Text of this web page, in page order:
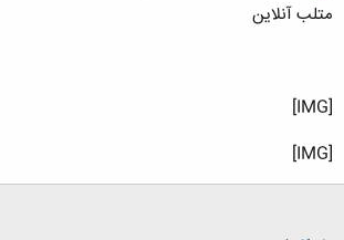
متلب آنلاين
[IMG]
[IMG]